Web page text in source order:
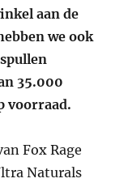
aan de
we ook
35.000
voorraad.
Fox Rage
Naturals